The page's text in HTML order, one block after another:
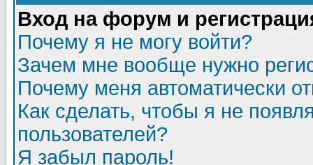
Вход на форум и
Почему я не могу войти?
Зачем мне вообще нужно
Почему меня автоматически
Как сделать, чтобы я не
пользователей?
Я забыл пароль!